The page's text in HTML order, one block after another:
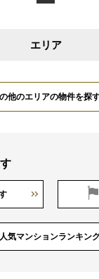
エリア
他のエリアの物件を探
人気マンションランキン